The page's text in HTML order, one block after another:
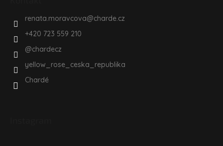
renata.moravcova@charde.cz
+420 723 559 210
@chardecz
yellow_rose_ceska_republika
Chardé